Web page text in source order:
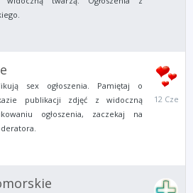
sex ogłoszenia. Pamiętaj o
publikacji zdjęć z widoczną
ogłoszenia, zaczekaj na
12